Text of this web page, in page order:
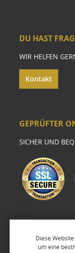
DU HAST
WIR HELFEN
Kontakt
GEPRÜFTER
SICHER UND
Diese
um eine